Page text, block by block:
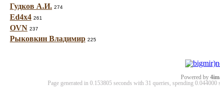
Гудков А.И. 274
Ed4x4 261
OVN 237
Рыковкин Владимир 225
Powered by
Page generated in 0.153805 seconds with 31 queries, spending